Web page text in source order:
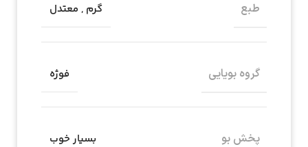
طبع گرم , معتدل
گروه بویایی فوژه
پخش بو بسیار خوب